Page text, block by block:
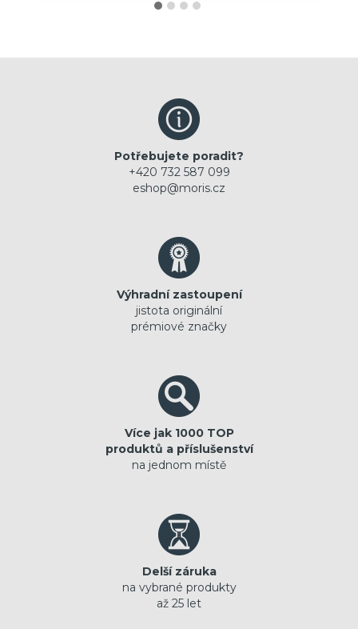
Potřebujete poradit?
+420 732 587 099
eshop@moris.cz
Výhradní zastoupení
jistota originální
prémiové značky
Více jak 1000 TOP
produktů a příslušenství
na jednom místě
Delší záruka
na vybrané produkty
až 25 let